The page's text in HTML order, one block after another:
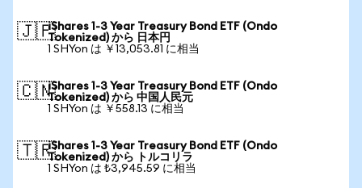
🇯🇵iShares 1-3 Year Treasury Bond ETF (Ondo
Tokenized) から 日本円
1 SHYon は ￥13,053.81 に相当
🇨🇳iShares 1-3 Year Treasury Bond ETF (Ondo
Tokenized) から 中国人民元
1 SHYon は ￥558.13 に相当
🇹🇷iShares 1-3 Year Treasury Bond ETF (Ondo
Tokenized) から トルコリラ
1 SHYon は ₺3,945.59 に相当